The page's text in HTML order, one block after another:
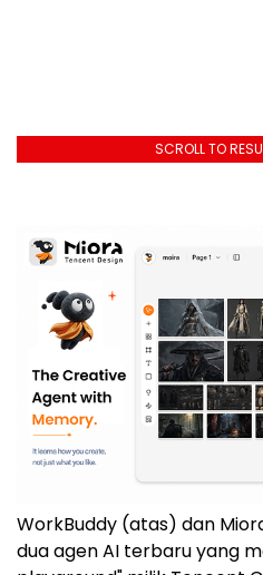
SCROLL TO
WorkBuddy (atas) dan
dua agen AI terbaru yang